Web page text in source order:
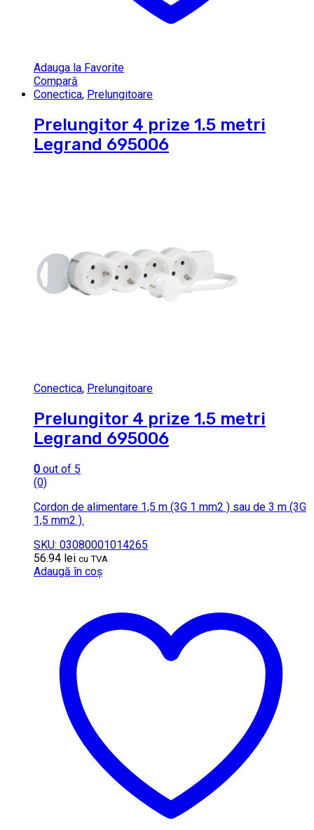
Adauga la Favorite
Compară
Conectica, Prelungitoare
Prelungitor 4 prize 1.5 metri
Legrand 695006
Conectica, Prelungitoare
Prelungitor 4 prize 1.5 metri
Legrand 695006
0 out of 5
(0)
Cordon de alimentare 1,5 m (3G 1 mm2 ) sau de 3 m (3G
1,5 mm2 ).
SKU: 03080001014265
56.94 lei cu TVA
Adaugă în coș